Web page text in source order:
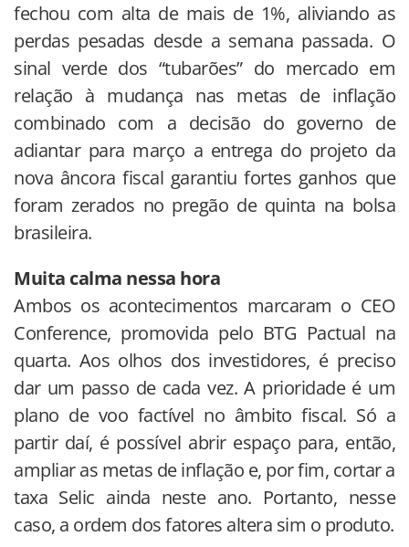
fechou com alta de mais de 1%, aliviando as
perdas pesadas desde a semana passada. O
sinal verde dos “tubarões” do mercado em
relação à mudança nas metas de inflação
combinado com a decisão do governo de
adiantar para março a entrega do projeto da
nova âncora fiscal garantiu fortes ganhos que
foram zerados no pregão de quinta na bolsa
brasileira.
Muita calma nessa hora
Ambos os acontecimentos marcaram o CEO
Conference, promovida pelo BTG Pactual na
quarta. Aos olhos dos investidores, é preciso
dar um passo de cada vez. A prioridade é um
plano de voo factível no âmbito fiscal. Só a
partir daí, é possível abrir espaço para, então,
ampliar as metas de inflação e, por fim, cortar a
taxa Selic ainda neste ano. Portanto, nesse
caso, a ordem dos fatores altera sim o produto.